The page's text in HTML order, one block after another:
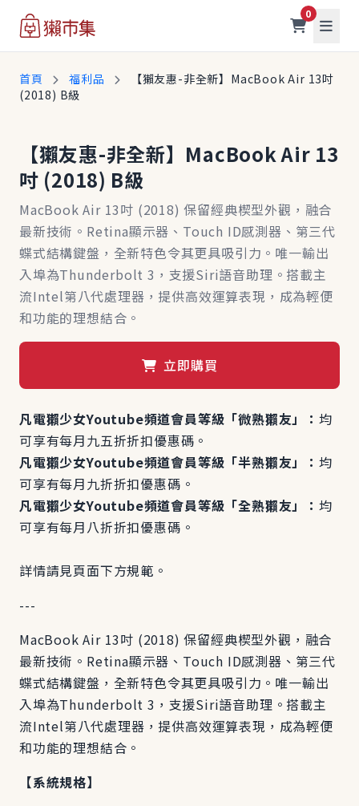
0
首頁 福利品
【獺友惠-非全新】MacBook Air 13吋
(2018) B級
【獺友惠-非全新】MacBook Air 13
吋 (2018) B級
MacBook Air 13吋 (2018) 保留經典楔型外觀，融合
最新技術。Retina顯示器、Touch ID感測器、第三代
蝶式結構鍵盤，全新特色令其更具吸引力。唯一輸出
入埠為Thunderbolt 3，支援Siri語音助理。搭載主
流Intel第八代處理器，提供高效運算表現，成為輕便
和功能的理想結合。
立即購買
凡電獺少女Youtube頻道會員等級「微熟獺友」： 均
可享有每月九五折折扣優惠碼。
凡電獺少女Youtube頻道會員等級「半熟獺友」： 均
可享有每月九折折扣優惠碼。
凡電獺少女Youtube頻道會員等級「全熟獺友」： 均
可享有每月八折折扣優惠碼。
詳情請見頁面下方規範。
---
MacBook Air 13吋 (2018) 保留經典楔型外觀，融合
最新技術。Retina顯示器、Touch ID感測器、第三代
蝶式結構鍵盤，全新特色令其更具吸引力。唯一輸出
入埠為Thunderbolt 3，支援Siri語音助理。搭載主
流Intel第八代處理器，提供高效運算表現，成為輕便
和功能的理想結合。
【系統規格】